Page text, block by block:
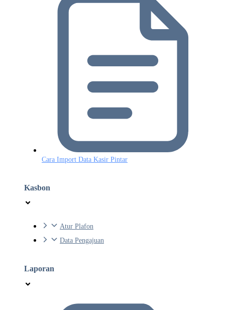
Cara Import Data Kasir Pintar
Kasbon
Atur Plafon
Data Pengajuan
Laporan